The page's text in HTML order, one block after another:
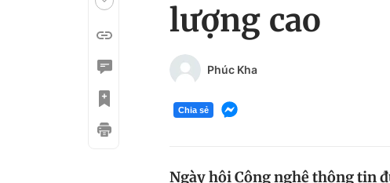
lượng cao
Phúc Kha
Chia sẻ
Ngày hội Công nghệ thông tin